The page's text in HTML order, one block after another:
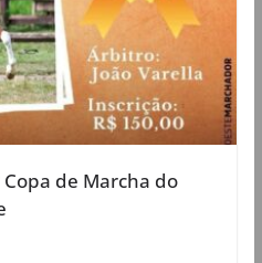
de Marcha do